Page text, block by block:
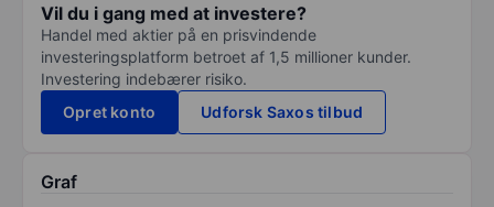
Vil du i gang med at investere?
Handel med aktier på en prisvindende
investeringsplatform betroet af 1,5 millioner kunder.
Investering indebærer risiko.
Opret konto
Udforsk Saxos tilbud
Graf